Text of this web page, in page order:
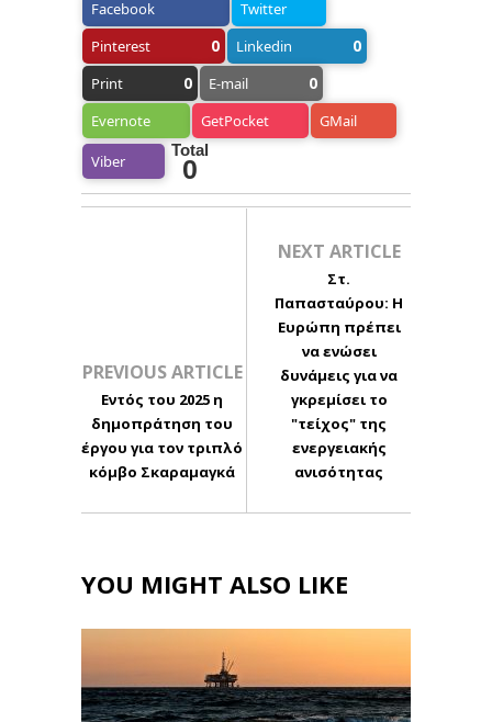
Facebook
Twitter
Pinterest
0 Linkedin 0
Print 0 E-mail 0
Evernote GetPocket GMail
Viber
Total
0
PREVIOUS ARTICLE
Εντός του 2025 η
δημοπράτηση του
έργου για τον τριπλό
κόμβο Σκαραμαγκά
NEXT ARTICLE
Στ.
Παπασταύρου: Η
Ευρώπη πρέπει
να ενώσει
δυνάμεις για να
γκρεμίσει το
"τείχος" της
ενεργειακής
ανισότητας
YOU MIGHT ALSO LIKE